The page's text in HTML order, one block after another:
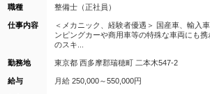
職種 整備士（正社員）
仕事内容
＜メカニック、経験者優遇＞ 国産車、輸入
ンピングカーや商用車等の特殊な車両にも
のスキ...
勤務地 東京都 西多摩郡瑞穂町 二本木547-2
給与 月給 250,000～550,000円